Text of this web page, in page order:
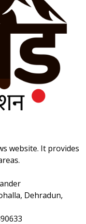
website. It provides
Dehradun,